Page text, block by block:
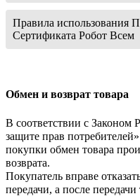
Правила использования
Сертификата Робот Всем
Обмен и возврат товара
В соответствии с
защите прав
покупки обмен товара
возврата.
Покупатель вправе
передачи, а после